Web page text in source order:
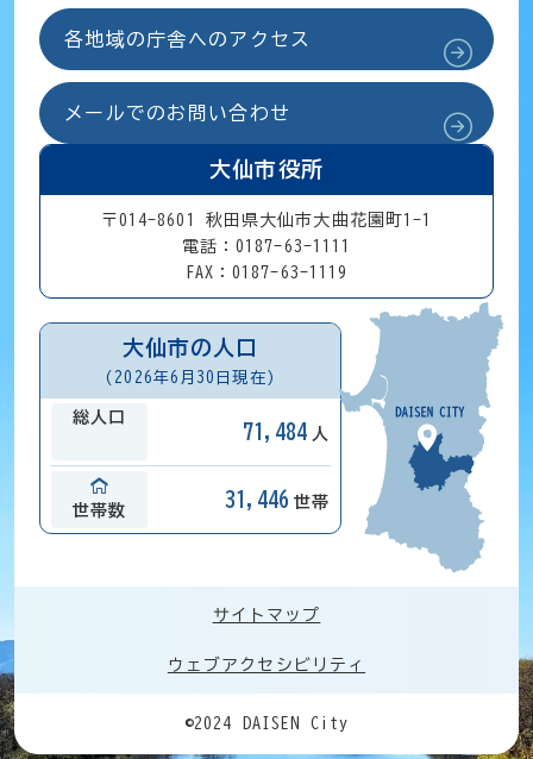
各地域の庁舎へのアクセス
メールでのお問い合わせ
大仙市役所
〒014-8601 秋田県大仙市大曲花園町1-1
電話：0187-63-1111
FAX：0187-63-1119
大仙市の人口
(2026年6月30日現在)
総人口
71,484 人
世帯数
31,446 世帯
サイトマップ
ウェブアクセシビリティ
©2024 DAISEN City